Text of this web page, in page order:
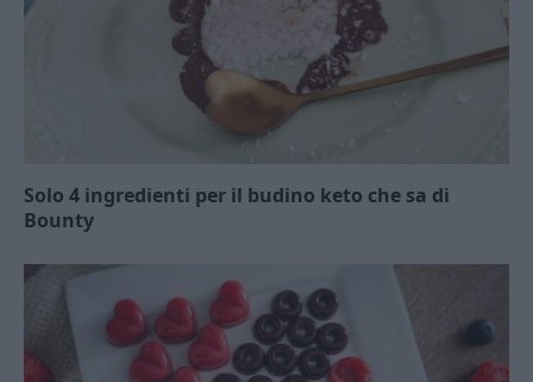
Solo 4 ingredienti per il budino keto che sa di
Bounty